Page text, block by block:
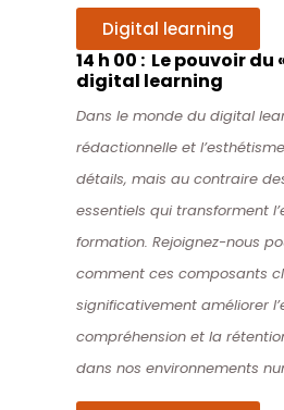
Digital learning
14 h 00 : Le pouvoir du
digital learning
Dans le monde du digital
rédactionnelle et
détails, mais au contraire
essentiels qui transforment
formation. Rejoignez-nous
comment ces composants
significativement améliorer
compréhension et la
dans nos environnements